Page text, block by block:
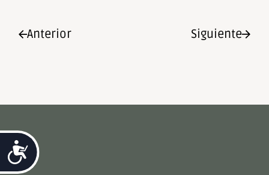
Accesibilidad
Anterior Siguiente